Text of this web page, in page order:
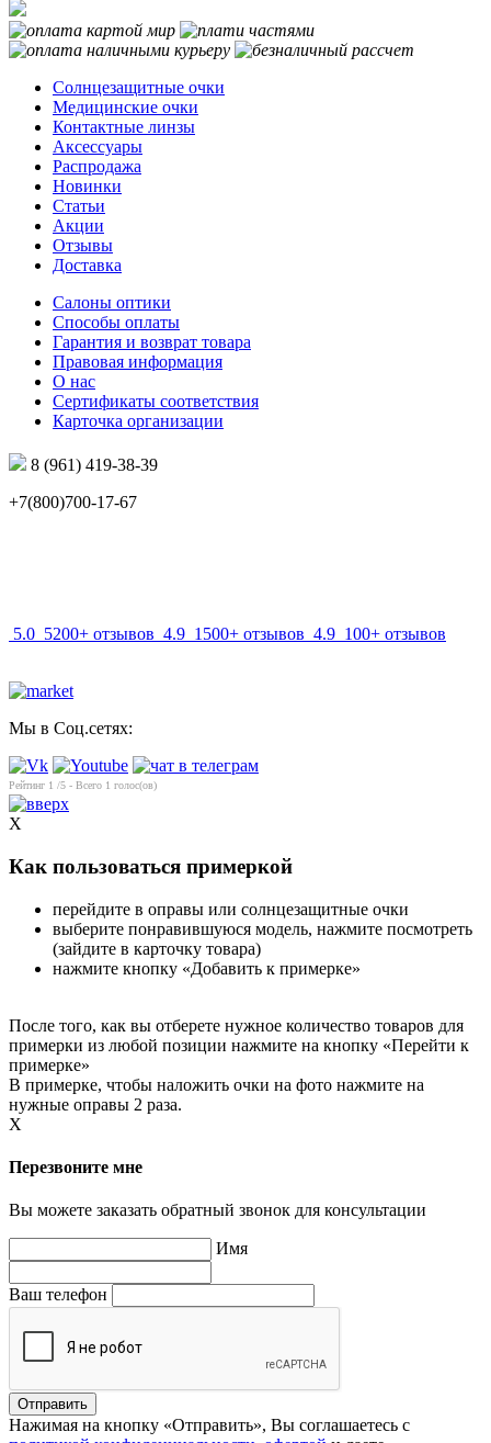
Солнцезащитные очки
Медицинские очки
Контактные линзы
Аксессуары
Распродажа
Новинки
Статьи
Акции
Отзывы
Доставка
Салоны оптики
Способы оплаты
Гарантия и возврат товара
Правовая информация
О нас
Сертификаты соответствия
Карточка организации
8 (961) 419-38-39
+7(800)700-17-67
5.0 5200+ отзывов 4.9 1500+ отзывов 4.9 100+ отзывов
Мы в Соц.сетях:
Рейтинг 1 /5 - Всего 1 голос(ов)
X
Как пользоваться примеркой
перейдите в оправы или солнцезащитные очки
выберите понравившуюся модель, нажмите посмотреть
(зайдите в карточку товара)
нажмите кнопку «Добавить к примерке»
После того, как вы отберете нужное количество товаров для
примерки из любой позиции нажмите на кнопку «Перейти к
примерке»
В примерке, чтобы наложить очки на фото нажмите на
нужные оправы 2 раза.
X
Перезвоните мне
Вы можете заказать обратный звонок для консультации
Имя
Ваш телефон
Нажимая на кнопку «Отправить», Вы соглашаетесь с